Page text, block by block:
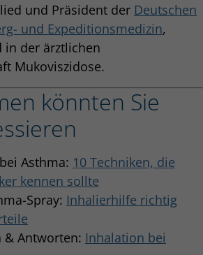
und Präsident der Deutschen
und Expeditionsmedizin,
in der ärztlichen
Mukoviszidose.
könnten Sie
Asthma: 10 Techniken, die
kennen sollte
Spray: Inhalierhilfe richtig
& Antworten: Inhalation bei